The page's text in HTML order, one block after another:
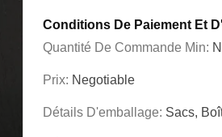
Conditions De Paiement Et
Quantité De Commande Min:
Prix: Negotiable
Détails D'emballage: Sacs,